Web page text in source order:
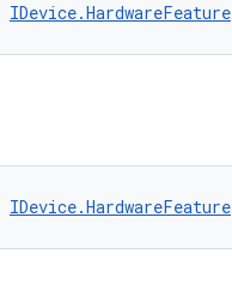
IDevice.HardwareFeature
IDevice.HardwareFeature